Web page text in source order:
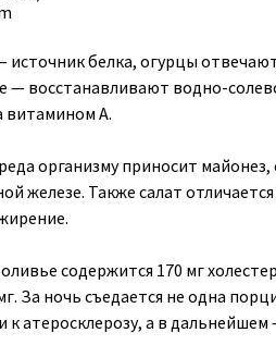
белка, огурцы
— восстанавливают водно-
витамином А.
организму приносит майонез,
железе. Также салат
содержится 170 мг
За ночь съедается не одна
к атеросклерозу, а в